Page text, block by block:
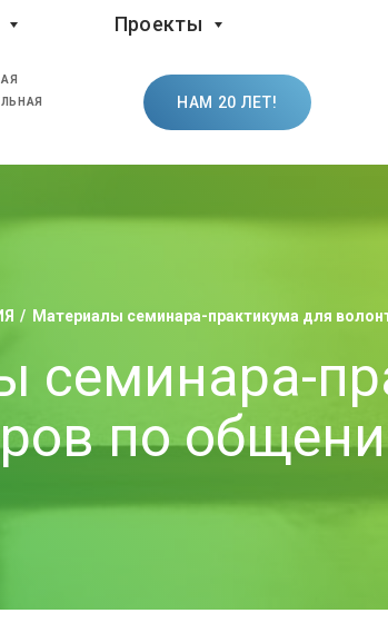
Проекты
НАМ 20 ЛЕТ!
Материалы семинара-практикума для
семинара-
по